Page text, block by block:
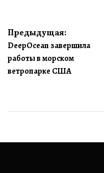
Навигация
по
записям
Предыдущая:
DeepOcean завершила
работы в морском
ветропарке США